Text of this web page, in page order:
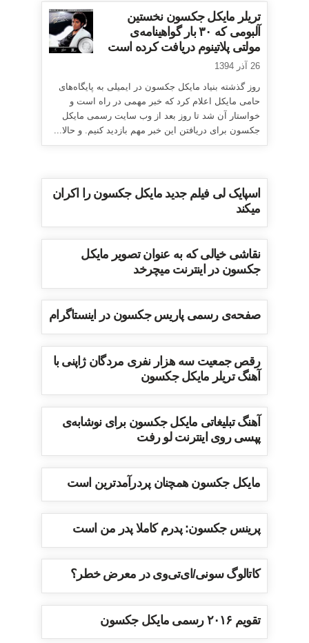
تریلر مایکل جکسون نخستین
آلبومی که ۳۰ بار گواهینامه‌ی
مولتی پلاتینوم دریافت کرده است
26 آذر 1394
روز گذشته بنیاد مایکل جکسون در ایمیلی به پایگاه‌های
حامی مایکل اعلام کرد که خبر مهمی در راه است و
خواستار آن شد تا روز بعد از وب سایت رسمی مایکل
جکسون برای دریافتن این خبر مهم بازدید کنیم. و حالا...
اسپایک لی فیلم جدید مایکل جکسون را اکران
میکند
نقاشی خیالی که به عنوان تصویر مایکل
جکسون در اینترنت میچرخد
صفحه‌ی رسمی پاریس جکسون در اینستاگرام
رقص جمعیت سه هزار نفری مردگان ژاپنی با
آهنگ تریلر مایکل جکسون
آهنگ تبلیغاتی مایکل جکسون برای نوشابه‌ی
پپسی روی اینترنت لو رفت
مایکل جکسون همچنان پردرآمدترین است
پرینس جکسون: پدرم کاملا پدر من است
کاتالوگ سونی/ای‌تی‌وی در معرض خطر؟
تقویم ۲۰۱۶ رسمی مایکل جکسون